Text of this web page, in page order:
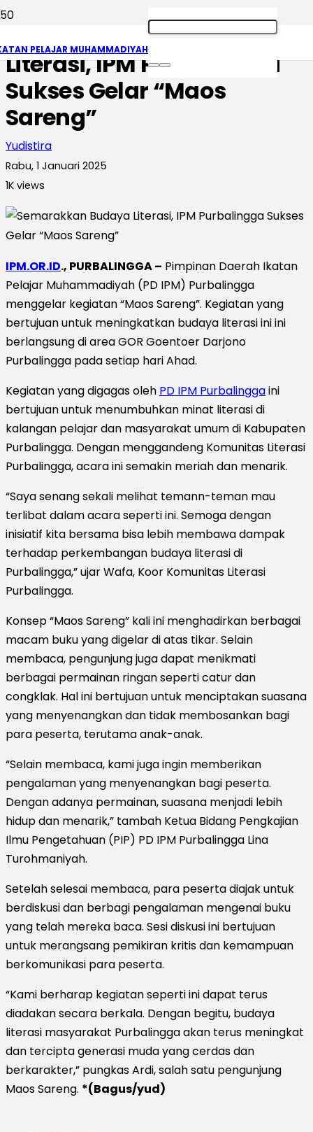
PELAJAR MUHAMMADIYAH
Semarakkan Budaya
Literasi, IPM Purbalingga
Sukses Gelar “Maos
Sareng”
Yudistira
Rabu, 1 Januari 2025
1K views
IPM.OR.ID., PURBALINGGA – Pimpinan Daerah Ikatan
Pelajar Muhammadiyah (PD IPM) Purbalingga
menggelar kegiatan “Maos Sareng”. Kegiatan yang
bertujuan untuk meningkatkan budaya literasi ini ini
berlangsung di area GOR Goentoer Darjono
Purbalingga pada setiap hari Ahad.
Kegiatan yang digagas oleh PD IPM Purbalinggaini
bertujuan untuk menumbuhkan minat literasi di
kalangan pelajar dan masyarakat umum di Kabupaten
Purbalingga. Dengan menggandeng Komunitas Literasi
Purbalingga, acara ini semakin meriah dan menarik.
“Saya senang sekali melihat temann-teman mau
terlibat dalam acara seperti ini. Semoga dengan
inisiatif kita bersama bisa lebih membawa dampak
terhadap perkembangan budaya literasi di
Purbalingga,” ujar Wafa, Koor Komunitas Literasi
Purbalingga.
Konsep “Maos Sareng” kali ini menghadirkan berbagai
macam buku yang digelar di atas tikar. Selain
membaca, pengunjung juga dapat menikmati
berbagai permainan ringan seperti catur dan
congklak. Hal ini bertujuan untuk menciptakan suasana
yang menyenangkan dan tidak membosankan bagi
para peserta, terutama anak-anak.
“Selain membaca, kami juga ingin memberikan
pengalaman yang menyenangkan bagi peserta.
Dengan adanya permainan, suasana menjadi lebih
hidup dan menarik,” tambah Ketua Bidang Pengkajian
Ilmu Pengetahuan (PIP) PD IPM Purbalingga Lina
Turohmaniyah.
Setelah selesai membaca, para peserta diajak untuk
berdiskusi dan berbagi pengalaman mengenai buku
yang telah mereka baca. Sesi diskusi ini bertujuan
untuk merangsang pemikiran kritis dan kemampuan
berkomunikasi para peserta.
“Kami berharap kegiatan seperti ini dapat terus
diadakan secara berkala. Dengan begitu, budaya
literasi masyarakat Purbalingga akan terus meningkat
dan tercipta generasi muda yang cerdas dan
berkarakter,” pungkas Ardi, salah satu pengunjung
Maos Sareng. *(Bagus/yud)